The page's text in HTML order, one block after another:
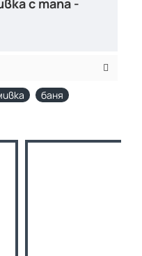
с тапа -
баня